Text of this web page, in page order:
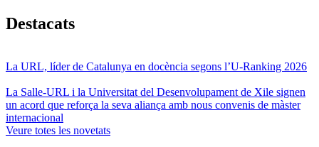
Destacats
La URL, líder de Catalunya en docència segons l’U-Ranking 2026
La Salle-URL i la Universitat del Desenvolupament de Xile signen
un acord que reforça la seva aliança amb nous convenis de màster
internacional
Veure totes les novetats